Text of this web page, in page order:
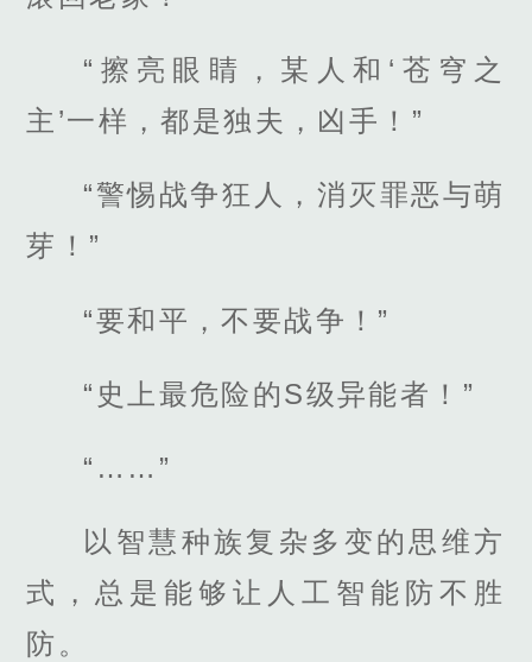
“擦亮眼睛，某人和‘苍穹之
主’一样，都是独夫，凶手！”
“警惕战争狂人，消灭罪恶与萌
芽！”
“要和平，不要战争！”
“史上最危险的S级异能者！”
“……”
以智慧种族复杂多变的思维方
式，总是能够让人工智能防不胜
防。